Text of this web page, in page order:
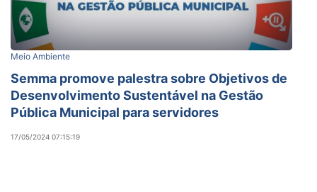
Meio Ambiente
Semma promove palestra sobre Objetivos de
Desenvolvimento Sustentável na Gestão
Pública Municipal para servidores
17/05/2024 07:15:19